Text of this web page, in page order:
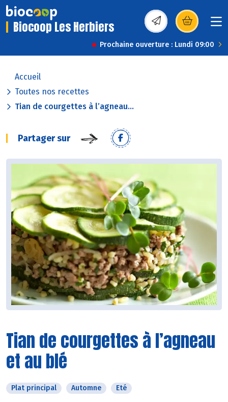
Biocoop Les Herbiers (s’ouvre dans une
Prochaine ouverture : Lundi 09:00
Accueil
Toutes nos recettes
Tian de courgettes à l’agneau...
Partager sur
Tian de courgettes à l’agneau
et au blé
Plat principal Automne Eté